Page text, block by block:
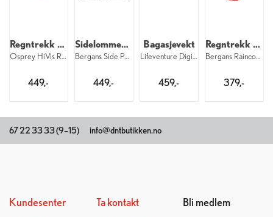
Regntrekk til sekk 20–35 liter
Osprey HiVis Raincover S 376
449,-
Sidelommer 2 x 6 liter
Bergans Side Pockets 6 liter 2 pk. 2618
449,-
Bagasjevekt
Lifeventure Digital Luggage Scales Black
459,-
Regntrekk til sekk S
Bergans Raincover S 671 DNT
379,-
67 22 33 33 (9–15) info@dntbutikken.no
Kundesenter
Ta kontakt Bli medlem